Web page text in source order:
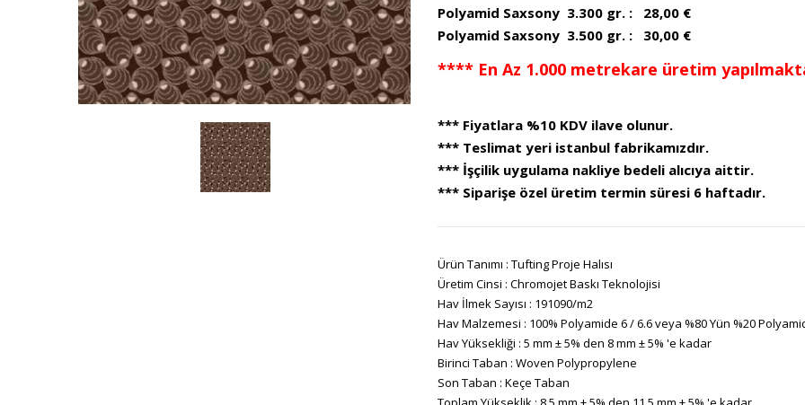
Polyamid Saxsony 3.300 gr. : 28,00 €
Polyamid Saxsony 3.500 gr. : 30,00 €
**** En Az 1.000 metrekare üretim
*** Fiyatlara %10 KDV ilave olunur.
*** Teslimat yeri istanbul fabrikamızdır.
*** İşçilik uygulama nakliye bedeli alıcıya aittir.
*** Siparişe özel üretim termin süresi 6 haftadır.
Ürün Tanımı : Tufting Proje Halısı
Üretim Cinsi : Chromojet Baskı Teknolojisi
Hav İlmek Sayısı : 191090/m2
Hav Malzemesi : 100% Polyamide 6 / 6.6 veya %80 Yün %20
Hav Yüksekliği : 5 mm ± 5% den 8 mm ± 5% 'e kadar
Birinci Taban : Woven Polypropylene
Son Taban : Keçe Taban